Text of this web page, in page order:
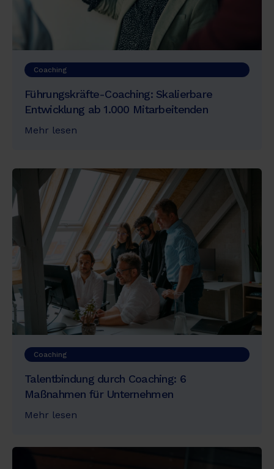
Coaching
Führungskräfte-Coaching: Skalierbare
Entwicklung ab 1.000 Mitarbeitenden
Mehr lesen
Coaching
Talentbindung durch Coaching: 6
Maßnahmen für Unternehmen
Mehr lesen